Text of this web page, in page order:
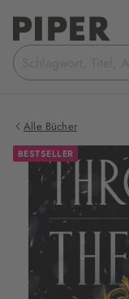
Suchbegriff
eingeben
Alle Bücher
BESTSELLER
zum
Buch